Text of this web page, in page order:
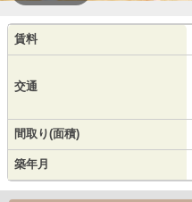
賃料
交通
間取り(面積)
築年月